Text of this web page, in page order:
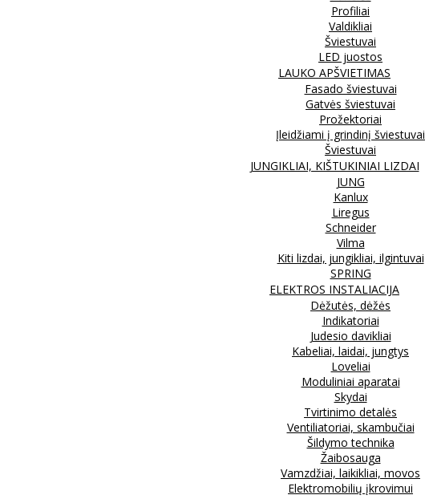
Profiliai
Valdikliai
Šviestuvai
LED juostos
LAUKO APŠVIETIMAS
Fasado šviestuvai
Gatvės šviestuvai
Prožektoriai
Įleidžiami į grindinį šviestuvai
Šviestuvai
JUNGIKLIAI, KIŠTUKINIAI LIZDAI
JUNG
Kanlux
Liregus
Schneider
Vilma
Kiti lizdai, jungikliai, ilgintuvai
SPRING
ELEKTROS INSTALIACIJA
Dėžutės, dėžės
Indikatoriai
Judesio davikliai
Kabeliai, laidai, jungtys
Loveliai
Moduliniai aparatai
Skydai
Tvirtinimo detalės
Ventiliatoriai, skambučiai
Šildymo technika
Žaibosauga
Vamzdžiai, laikikliai, movos
Elektromobilių įkrovimui